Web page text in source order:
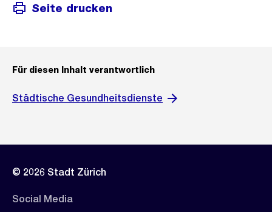
Seite drucken
Für diesen Inhalt verantwortlich
Städtische Gesundheitsdienste
© 2026 Stadt Zürich
Social Media